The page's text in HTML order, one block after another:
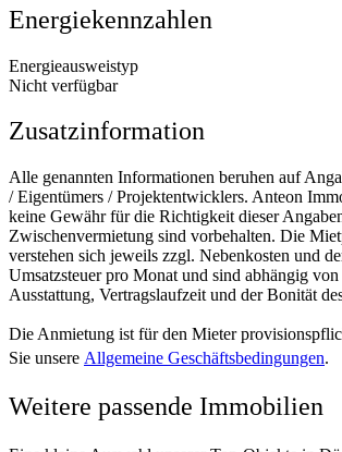
Energiekennzahlen
Energieausweistyp
Nicht verfügbar
Zusatzinformation
Alle genannten Informationen beruhen auf
/ Eigentümers / Projektentwicklers. Anteon
keine Gewähr für die Richtigkeit dieser
Zwischenvermietung sind vorbehalten. Die
verstehen sich jeweils zzgl. Nebenkosten und
Umsatzsteuer pro Monat und sind abhängig
Ausstattung, Vertragslaufzeit und der Bonität
Die Anmietung ist für den Mieter
Sie unsere Allgemeine Geschäftsbedingungen.
Weitere passende Immobilien